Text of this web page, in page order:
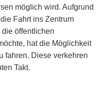
möglich wird. Aufgrund
Fahrt ins Zentrum
öffentlichen
hat die Möglichkeit
fahren. Diese verkehren
Takt.